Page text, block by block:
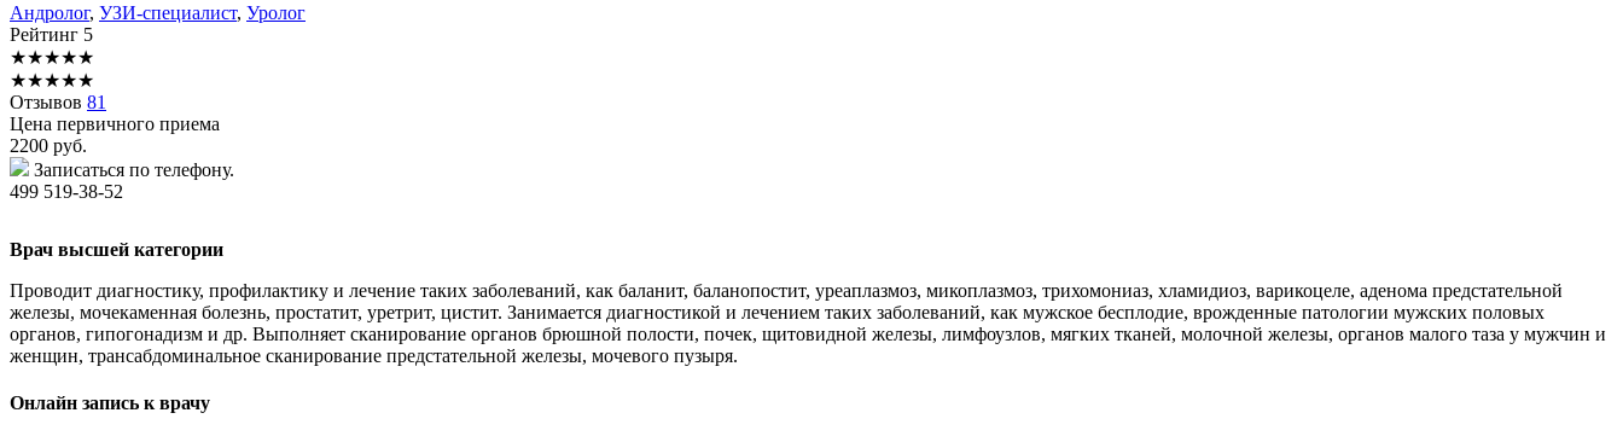
Андролог, УЗИ-специалист, Уролог
Рейтинг 5
★★★★★
★★★★★
Отзывов 81
Цена первичного приема
2200 руб.
Записаться по телефону.
499 519-38-52
Врач высшей категории
Проводит диагностику, профилактику и лечение таких заболеваний, как баланит, баланопостит, уреаплазмоз, микоплазмоз, трихомониаз, хламидиоз, варикоцеле, аденома предстательной
железы, мочекаменная болезнь, простатит, уретрит, цистит. Занимается диагностикой и лечением таких заболеваний, как мужское бесплодие, врожденные патологии мужских половых
органов, гипогонадизм и др. Выполняет сканирование органов брюшной полости, почек, щитовидной железы, лимфоузлов, мягких тканей, молочной железы, органов малого таза у мужчин и
женщин, трансабдоминальное сканирование предстательной железы, мочевого пузыря.
Онлайн запись к врачу